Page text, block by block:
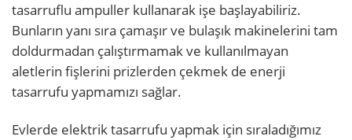
tasarruflu ampuller kullanarak işe başlayabiliriz.
Bunların yanı sıra çamaşır ve bulaşık makinelerini tam
doldurmadan çalıştırmamak ve kullanılmayan
aletlerin fişlerini prizlerden çekmek de enerji
tasarrufu yapmamızı sağlar.
Evlerde elektrik tasarrufu yapmak için sıraladığımız